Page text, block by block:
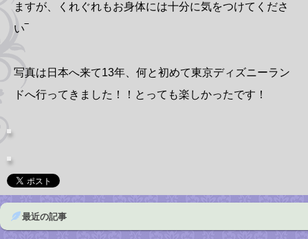
ますが、くれぐれもお身体には十分に気をつけてくださ
い‾
写真は日本へ来て13年、何と初めて東京ディズニーラン
ドへ行ってきました！！とっても楽しかったです！
最近の記事